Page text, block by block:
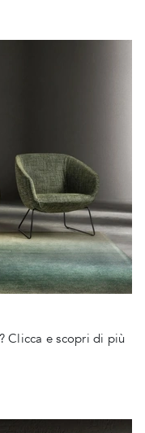
Clicca e scopri di più